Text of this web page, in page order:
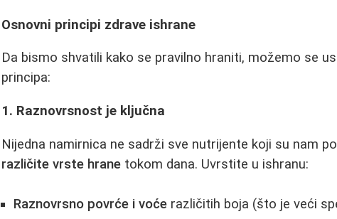
Osnovni principi zdrave ishrane
Da bismo shvatili kako se pravilno hraniti, možemo se
principa:
1. Raznovrsnost je ključna
Nijedna namirnica ne sadrži sve nutrijente koji su nam
različite vrste hrane tokom dana. Uvrstite u ishranu:
Raznovrsno povrće i voće različitih boja (što je veći